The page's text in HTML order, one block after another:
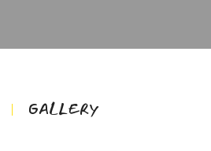
GALLERY